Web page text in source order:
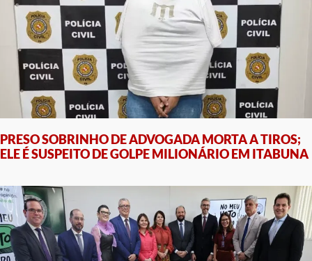
PRESO SOBRINHO DE ADVOGADA MORTA A TIROS;
ELE É SUSPEITO DE GOLPE MILIONÁRIO EM ITABUNA